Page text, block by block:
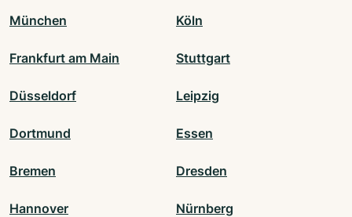
München Köln
Frankfurt am Main Stuttgart
Düsseldorf Leipzig
Dortmund Essen
Bremen Dresden
Hannover Nürnberg